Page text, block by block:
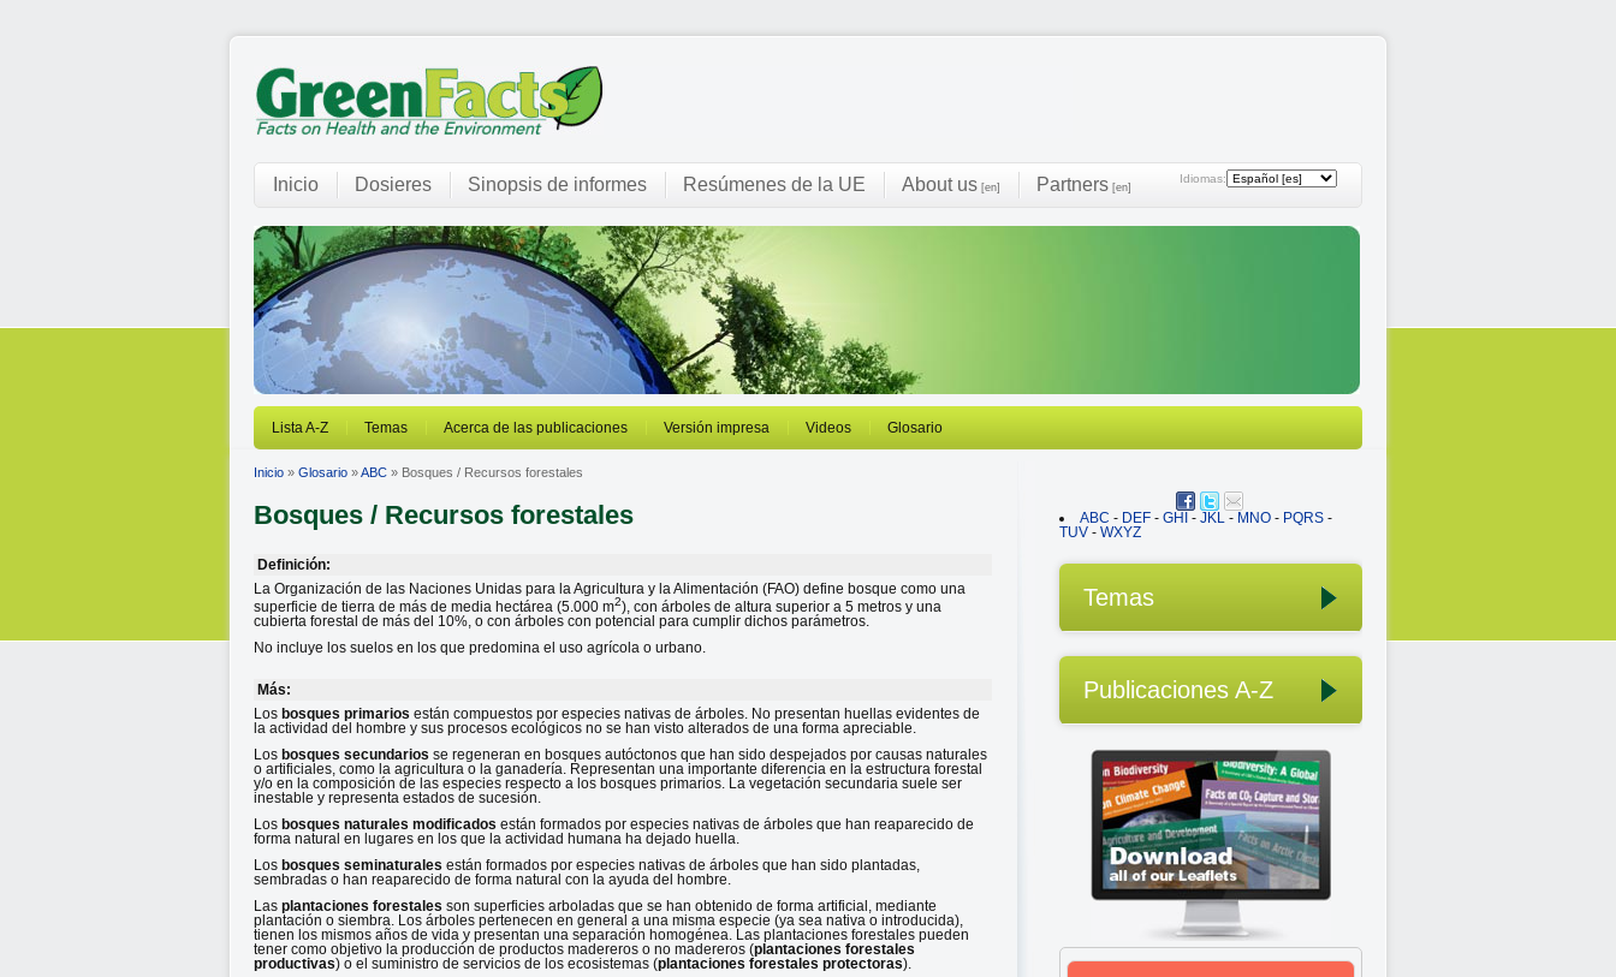
Idiomas:
Inicio Dosieres Sinopsis de informes Resúmenes de la UE About us [en] Partners [en]
Lista A-Z Temas Acerca de las publicaciones Versión impresa Videos Glosario
Inicio » Glosario »ABC » Bosques / Recursos forestales
Bosques / Recursos forestales
Definición:
La Organización de las Naciones Unidas para la Agricultura y la Alimentación (FAO) define bosque como una
superficie de tierra de más de media hectárea (5.000 m2), con árboles de altura superior a 5 metros y una
cubierta forestal de más del 10%, o con árboles con potencial para cumplir dichos parámetros.
No incluye los suelos en los que predomina el uso agrícola o urbano.
Más:
Los bosques primarios están compuestos por especies nativas de árboles. No presentan huellas evidentes de
la actividad del hombre y sus procesos ecológicos no se han visto alterados de una forma apreciable.
Los bosques secundarios se regeneran en bosques autóctonos que han sido despejados por causas naturales
o artificiales, como la agricultura o la ganadería. Representan una importante diferencia en la estructura forestal
y/o en la composición de las especies respecto a los bosques primarios. La vegetación secundaria suele ser
inestable y representa estados de sucesión.
Los bosques naturales modificados están formados por especies nativas de árboles que han reaparecido de
forma natural en lugares en los que la actividad humana ha dejado huella.
Los bosques seminaturales están formados por especies nativas de árboles que han sido plantadas,
sembradas o han reaparecido de forma natural con la ayuda del hombre.
Las plantaciones forestales son superficies arboladas que se han obtenido de forma artificial, mediante
plantación o siembra. Los árboles pertenecen en general a una misma especie (ya sea nativa o introducida),
tienen los mismos años de vida y presentan una separación homogénea. Las plantaciones forestales pueden
tener como objetivo la producción de productos madereros o no madereros (plantaciones forestales
productivas) o el suministro de servicios de los ecosistemas (plantaciones forestales protectoras).
ABC - DEF - GHI - JKL - MNO - PQRS -
TUV - WXYZ
Temas
Publicaciones A-Z